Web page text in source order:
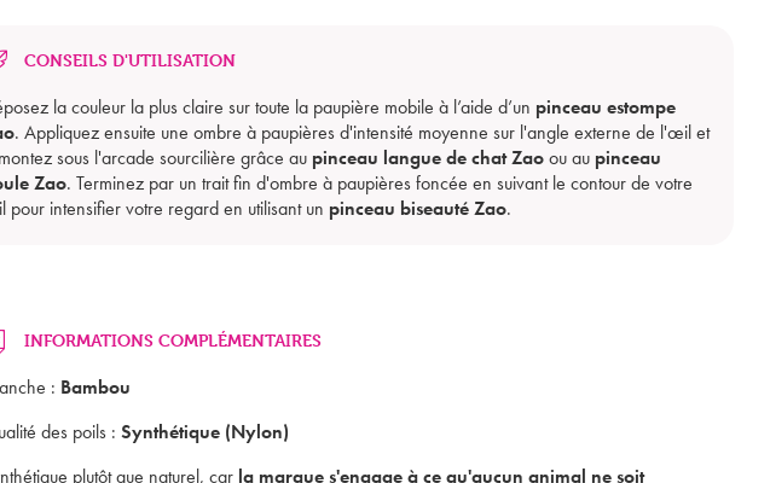
CONSEILS D'UTILISATION
la couleur la plus claire sur toute la paupière mobile à l’aide d’un pinceau estompe
. Appliquez ensuite une ombre à paupières d'intensité moyenne sur l'angle externe de l'œil et
sous l'arcade sourcilière grâce au pinceau langue de chat Zaoou au pinceau
Zao. Terminez par un trait fin d'ombre à paupières foncée en suivant le contour de votre
intensifier votre regard en utilisant un pinceau biseauté Zao.
INFORMATIONS COMPLÉMENTAIRES
: Bambou
des poils : Synthétique (Nylon)
plutôt que naturel, car la marque s'engage à ce qu'aucun animal ne soit